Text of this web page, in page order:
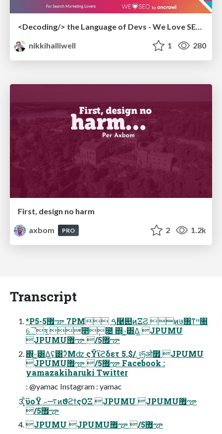
<Decoding/> the Language of Devs - We Love SEO 2024
nikkihalliwell
1 280
First, design no harm
axbom
PRO 2 1.2k
Transcript
*P5-5޿ౡ 7PM ࠓ࿩୊ͷΞϨ ͷ७৘ͳײ৘
ୈষ ೥݄೔ ΍·͖͟˒͸Δ͖ JPUMU
JPUMU޿ౡ /5޿ౡ
΍·͖͟˒͸Δ͖ʢ͸ʔͨΜʣ ςΫϊϩδετ 5.$/ݪཧओٛ೿ JPUMU
JPUMU޿ౡ /5޿ౡ Facebook :
yamazakiharuki Twitter
: @yamac Instagram : yamac
͓͏ͪϋοΫ ࠷ޙͷϑϩϯςΟΞ JPUMU JPUMU޿ౡ
/5޿ౡ
JPUMU JPUMU޿ౡ /5޿ౡ